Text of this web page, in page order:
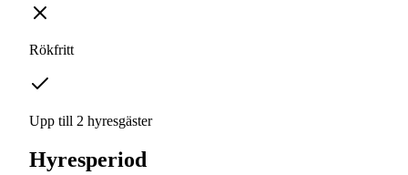
Rökfritt
Upp till 2 hyresgäster
Hyresperiod